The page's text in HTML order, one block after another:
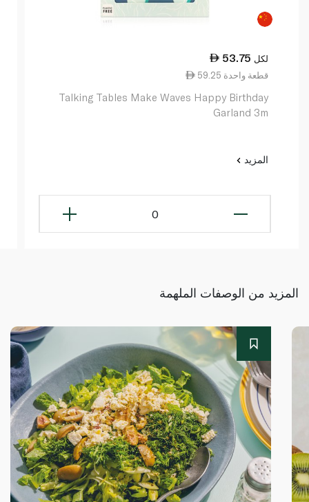
53.75 لكل
59.25 قطعة واحدة
Talking Tables Make Waves Happy Birthday
Garland 3m
المزيد
0
المزيد من الوصفات الملهمة